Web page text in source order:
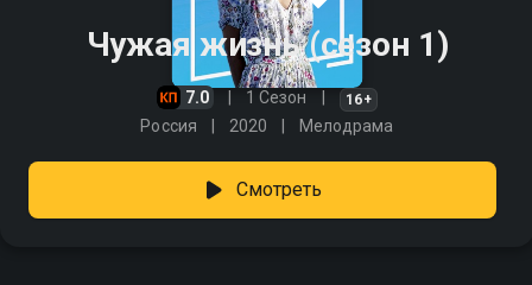
Чужая жизнь (сезон 1)
7.0 1 Сезон 16+
Россия 2020 Мелодрама
Смотреть